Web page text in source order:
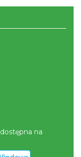
dostępna na